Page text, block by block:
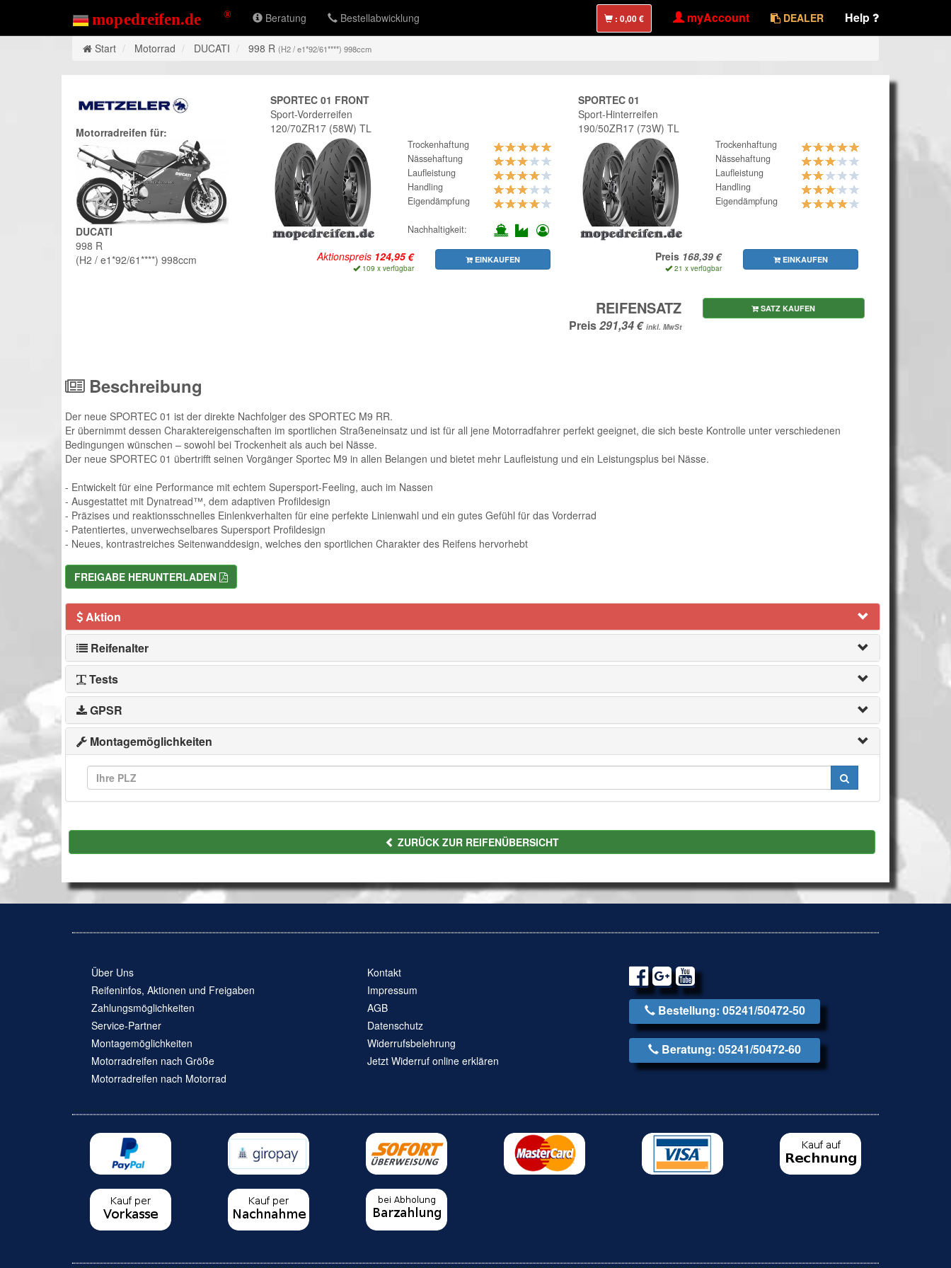
Beratung Bestellabwicklung : myAccount DEALER Help
Start Motorrad DUCATI 998 R (H2 / e1*92/61****) 998ccm
Motorradreifen für:
DUCATI
998 R
(H2 / e1*92/61****) 998ccm
SPORTEC 01 FRONT
Sport-Vorderreifen
120/70ZR17 (58W) TL
Trockenhaftung
Nässehaftung
Laufleistung
Handling
Eigendämpfung
Nachhaltigkeit:
Aktionspreis
109 x verfügbar
EINKAUFEN
SPORTEC 01
Sport-Hinterreifen
190/50ZR17 (73W) TL
Trockenhaftung
Nässehaftung
Laufleistung
Handling
Eigendämpfung
Preis
21 x verfügbar
EINKAUFEN
REIFENSATZ
Preis inkl. MwSt
SATZ KAUFEN
Beschreibung
Der neue SPORTEC 01 ist der direkte Nachfolger des SPORTEC M9 RR.
Er übernimmt dessen Charaktereigenschaften im sportlichen Straßeneinsatz und ist für all jene Motorradfahrer perfekt geeignet, die sich beste Kontrolle unter verschiedenen
Bedingungen wünschen – sowohl bei Trockenheit als auch bei Nässe.
Der neue SPORTEC 01 übertrifft seinen Vorgänger Sportec M9 in allen Belangen und bietet mehr Laufleistung und ein Leistungsplus bei Nässe.
- Entwickelt für eine Performance mit echtem Supersport-Feeling, auch im Nassen
- Ausgestattet mit Dynatread™, dem adaptiven Profildesign
- Präzises und reaktionsschnelles Einlenkverhalten für eine perfekte Linienwahl und ein gutes Gefühl für das Vorderrad
- Patentiertes, unverwechselbares Supersport Profildesign
- Neues, kontrastreiches Seitenwanddesign, welches den sportlichen Charakter des Reifens hervorhebt
FREIGABE HERUNTERLADEN
Aktion
Reifenalter
Tests
GPSR
Montagemöglichkeiten
ZURÜCK ZUR REIFENÜBERSICHT
Über Uns
Reifeninfos, Aktionen und Freigaben
Zahlungsmöglichkeiten
Service-Partner
Montagemöglichkeiten
Motorradreifen nach Größe
Motorradreifen nach Motorrad
Kontakt
Impressum
AGB
Datenschutz
Widerrufsbelehrung
Jetzt Widerruf online erklären
Bestellung: 05241/50472-50
Beratung: 05241/50472-60